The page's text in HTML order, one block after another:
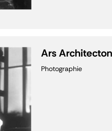
Ars
Photographie